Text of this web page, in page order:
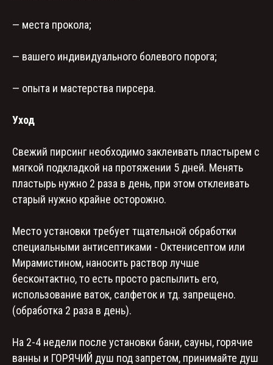
— места прокола;
— вашего индивидуального болевого порога;
— опыта и мастерства пирсера.
Уход
Свежий пирсинг необходимо заклеивать пластырем с
мягкой подкладкой на протяжении 5 дней. Менять
пластырь нужно 2 раза в день, при этом отклеивать
старый нужно крайне осторожно.
Место установки требует тщательной обработки
специальными антисептиками - Октенисептом или
Мирамистином, наносить раствор лучше
бесконтактно, то есть просто распылить его,
использование ваток, салфеток и тд. запрещено.
(обработка 2 раза в день).
На 2-4 недели после установки бани, сауны, горячие
ванны и ГОРЯЧИЙ душ под запретом, принимайте душ